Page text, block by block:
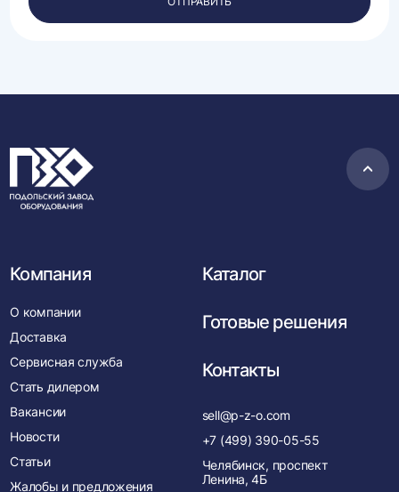
данных.
в
Компания
О компании
Доставка
Сервисная служба
Стать дилером
Вакансии
Новости
Статьи
Жалобы и предложения
Каталог
Готовые решения
Контакты
sell@p-z-o.com
+7 (499) 390-05-55
Челябинск, проспект
Ленина, 4Б